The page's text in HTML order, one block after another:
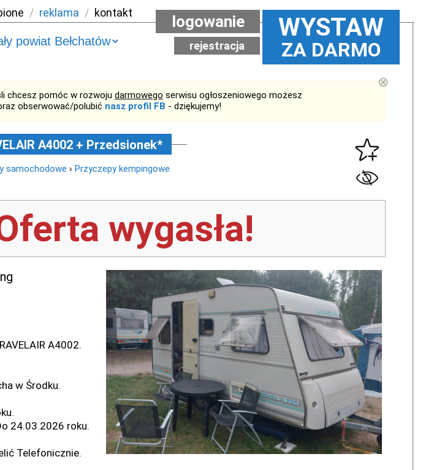
/ reklama / kontakt WYSTAW
ZA DARMO
logowanie
rejestracja
chcesz pomóc w rozwoju darmowego serwisu ogłoszeniowego możesz
obserwować/polubić nasz profil FB - dziękujemy!
⊗
A4002 + Przedsionek*
samochodowe › Przyczepy kempingowe
wygasła!
A4002.
w Środku.
24.03.2026 roku.
Telefonicznie.